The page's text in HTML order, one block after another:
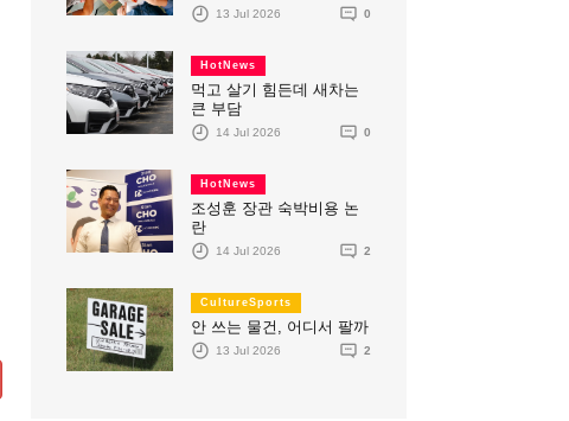
13 Jul 2026 0
HotNews
먹고 살기 힘든데 새차는
큰 부담
14 Jul 2026 0
HotNews
조성훈 장관 숙박비용 논
란
14 Jul 2026 2
CultureSports
안 쓰는 물건, 어디서 팔까
13 Jul 2026 2